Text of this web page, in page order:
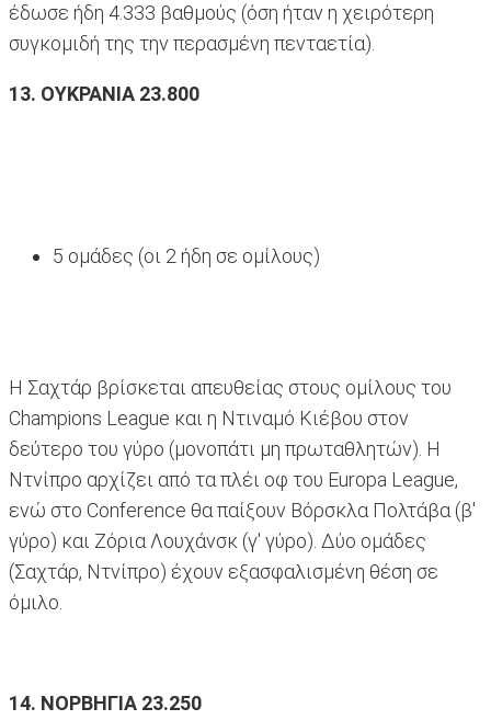
έδωσε ήδη 4.333 βαθμούς (όση ήταν η χειρότερη
συγκομιδή της την περασμένη πενταετία).
13. ΟΥΚΡΑΝΙΑ 23.800
5 ομάδες (οι 2 ήδη σε ομίλους)
Η Σαχτάρ βρίσκεται απευθείας στους ομίλους του
Champions League και η Ντιναμό Κιέβου στον
δεύτερο του γύρο (μονοπάτι μη πρωταθλητών). Η
Ντνίπρο αρχίζει από τα πλέι οφ του Europa League,
ενώ στο Conference θα παίξουν Βόρσκλα Πολτάβα (β'
γύρο) και Ζόρια Λουχάνσκ (γ' γύρο). Δύο ομάδες
(Σαχτάρ, Ντνίπρο) έχουν εξασφαλισμένη θέση σε
όμιλο.
14. ΝΟΡΒΗΓΙΑ 23.250